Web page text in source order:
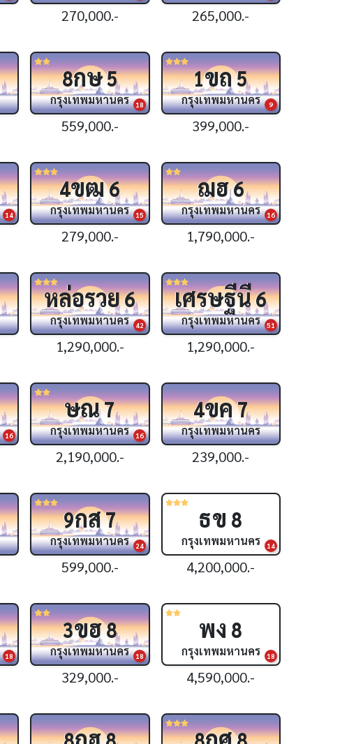
270,000.- 265,000.-
18
8กษ5
กรุงเทพมหานคร
559,000.-
9
1ขถ5
กรุงเทพมหานคร
399,000.-
14 15
4ขฒ6
กรุงเทพมหานคร
279,000.-
16
ฌฮ6
กรุงเทพมหานคร
1,790,000.-
42
หล่อรวย6
กรุงเทพมหานคร
1,290,000.-
51
เศรษฐีนี6
กรุงเทพมหานคร
1,290,000.-
16 16
ษณ7
กรุงเทพมหานคร
2,190,000.-
4ขค7
กรุงเทพมหานคร
239,000.-
24
9กส7
กรุงเทพมหานคร
599,000.-
14
ธข 8
กรุงเทพมหานคร
4,200,000.-
18 18
3ขฮ8
กรุงเทพมหานคร
329,000.-
18
พง 8
กรุงเทพมหานคร
4,590,000.-
กฮ กศ